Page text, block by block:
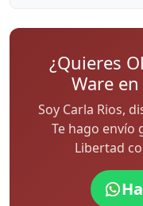
¿Quieres
Ware
Soy Carla Rios,
Te hago envío
Libertad